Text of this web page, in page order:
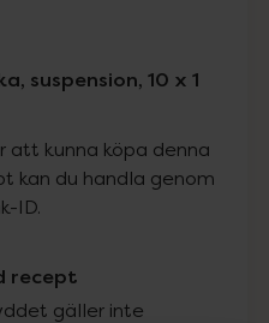
suspension, 10 x 1
att kunna köpa denna
kan du handla genom
ID.
recept
gäller inte